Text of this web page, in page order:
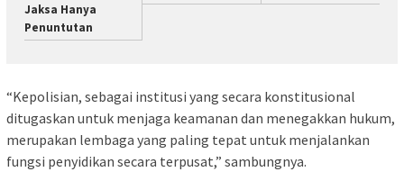
Jaksa Hanya
Penuntutan
“Kepolisian, sebagai institusi yang secara konstitusional
ditugaskan untuk menjaga keamanan dan menegakkan hukum,
merupakan lembaga yang paling tepat untuk menjalankan
fungsi penyidikan secara terpusat,” sambungnya.